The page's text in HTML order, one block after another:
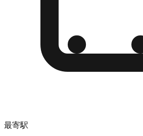
最寄駅